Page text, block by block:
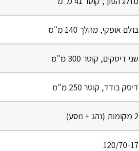
בולם אופקי, מהלך 140 מ"מ
שני דיסקים, קוטר 300 מ"מ
דיסק בודד, קוטר 250 מ"מ
2 מקומות (נהג + נוסע)
120/70-17